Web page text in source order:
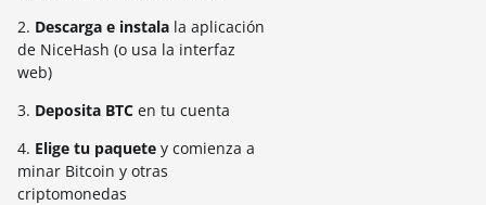
2. Descarga e instala la aplicación
de NiceHash (o usa la interfaz
web)
3. Deposita BTC en tu cuenta
4. Elige tu paquete y comienza a
minar Bitcoin y otras
criptomonedas